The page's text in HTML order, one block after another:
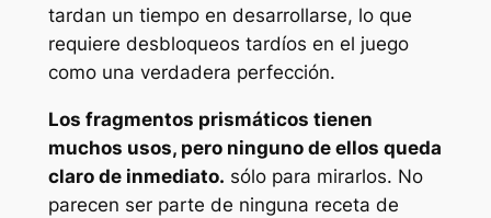
tardan un tiempo en desarrollarse, lo que
requiere desbloqueos tardíos en el juego
como una verdadera perfección.
Los fragmentos prismáticos tienen
muchos usos, pero ninguno de ellos queda
claro de inmediato. sólo para mirarlos. No
parecen ser parte de ninguna receta de